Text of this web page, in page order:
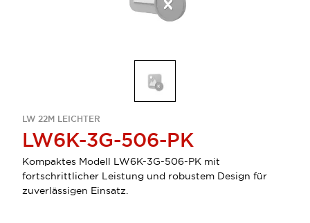
LW 22M LEICHTER
LW6K-3G-506-PK
Kompaktes Modell LW6K-3G-506-PK mit
fortschrittlicher Leistung und robustem Design für
zuverlässigen Einsatz.